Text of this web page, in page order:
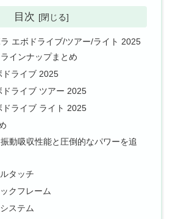
目次
エボドライブ/ツアー/ライト 2025
インナップまとめ
ドライブ 2025
ドライブ ツアー 2025
ドライブ ライト 2025
動吸収性能と圧倒的なパワーを追
タッチ
クフレーム
ステム